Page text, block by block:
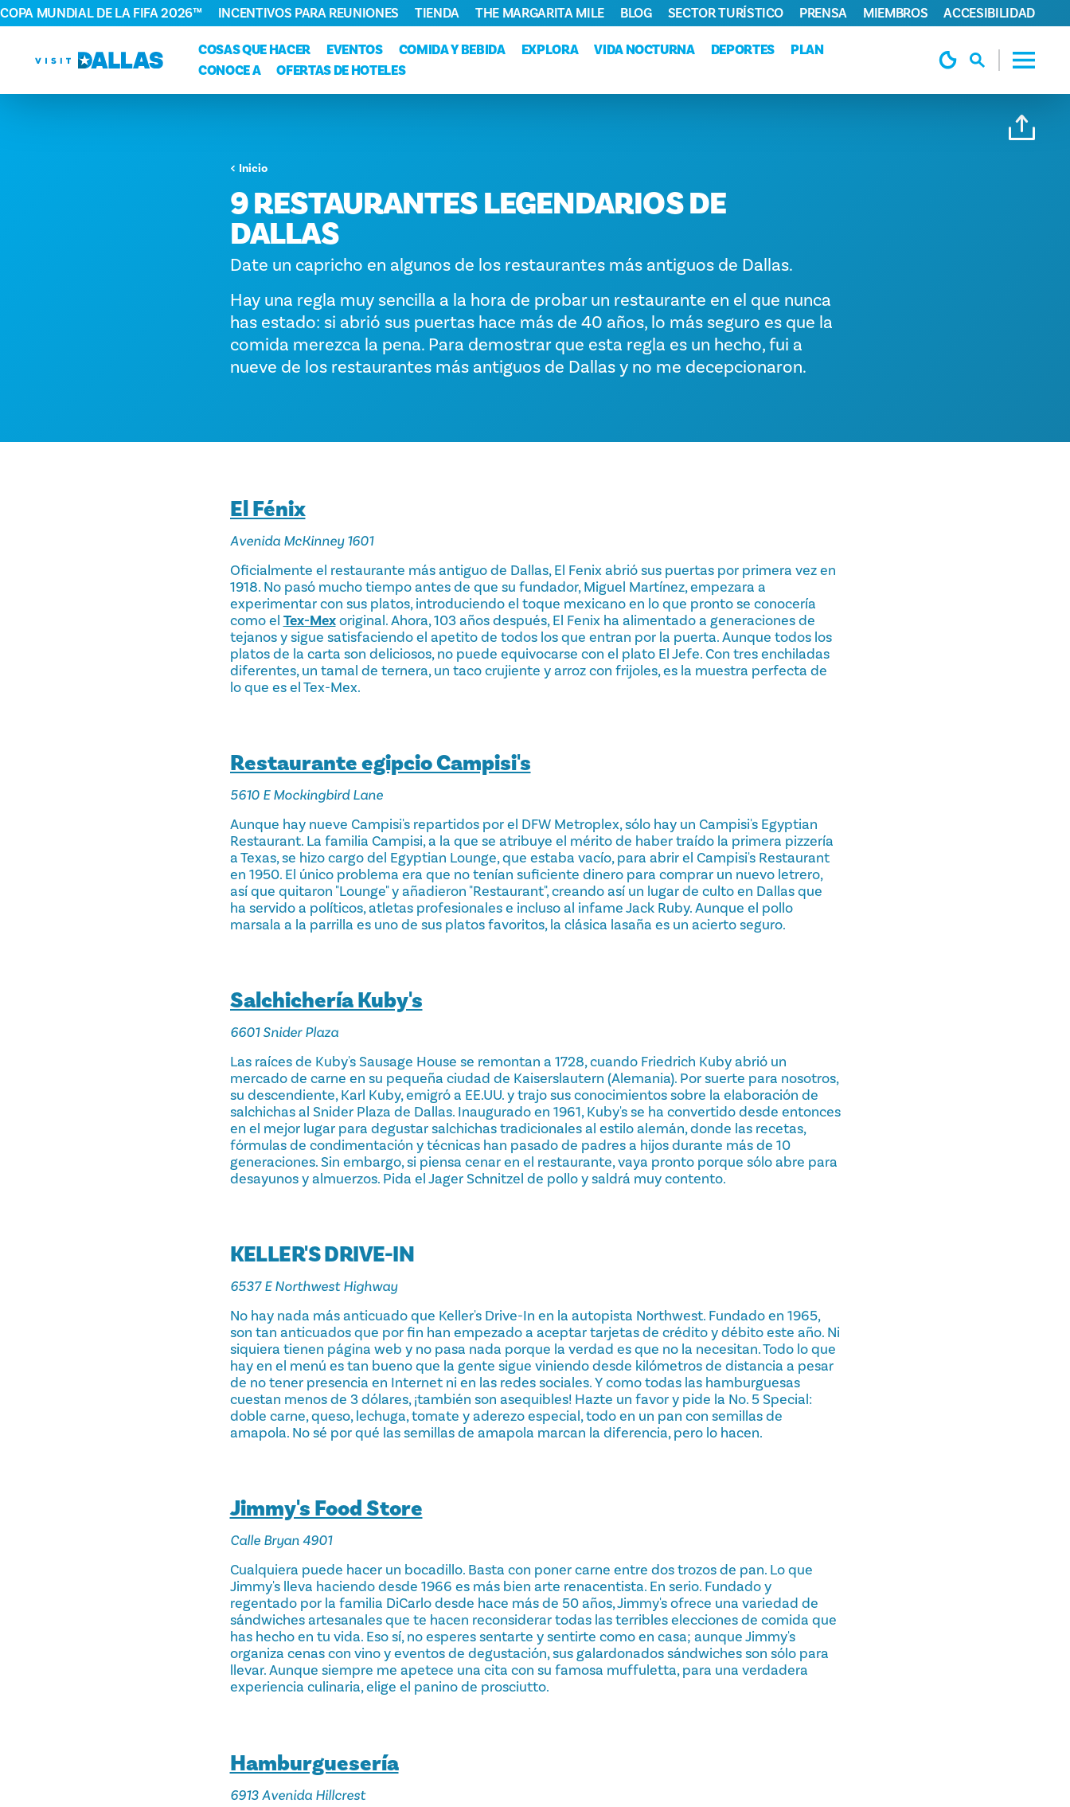
Ir al contenido
COSAS QUE HACER
EVENTOS COMIDA Y BEBIDA EXPLORA VIDA NOCTURNA DEPORTES
PLAN
CONOCE A
OFERTAS DE HOTELES
COPA MUNDIAL DE LA FIFA 2026™ INCENTIVOS PARA REUNIONES TIENDA THE MARGARITA MILE BLOG SECTOR TURÍSTICO PRENSA MIEMBROS ACCESIBILIDAD
Inicio
9 RESTAURANTES LEGENDARIOS DE
DALLAS
Date un capricho en algunos de los restaurantes más antiguos de Dallas.
Hay una regla muy sencilla a la hora de probar un restaurante en el que nunca
has estado: si abrió sus puertas hace más de 40 años, lo más seguro es que la
comida merezca la pena. Para demostrar que esta regla es un hecho, fui a
nueve de los restaurantes más antiguos de Dallas y no me decepcionaron.
El Fénix
Avenida McKinney 1601
Oficialmente el restaurante más antiguo de Dallas, El Fenix abrió sus puertas por primera vez en
1918. No pasó mucho tiempo antes de que su fundador, Miguel Martínez, empezara a
experimentar con sus platos, introduciendo el toque mexicano en lo que pronto se conocería
como el Tex-Mexoriginal. Ahora, 103 años después, El Fenix ha alimentado a generaciones de
tejanos y sigue satisfaciendo el apetito de todos los que entran por la puerta. Aunque todos los
platos de la carta son deliciosos, no puede equivocarse con el plato El Jefe. Con tres enchiladas
diferentes, un tamal de ternera, un taco crujiente y arroz con frijoles, es la muestra perfecta de
lo que es el Tex-Mex.
Restaurante egipcio Campisi's
5610 E Mockingbird Lane
Aunque hay nueve Campisi's repartidos por el DFW Metroplex, sólo hay un Campisi's Egyptian
Restaurant. La familia Campisi, a la que se atribuye el mérito de haber traído la primera pizzería
a Texas, se hizo cargo del Egyptian Lounge, que estaba vacío, para abrir el Campisi's Restaurant
en 1950. El único problema era que no tenían suficiente dinero para comprar un nuevo letrero,
así que quitaron "Lounge" y añadieron "Restaurant", creando así un lugar de culto en Dallas que
ha servido a políticos, atletas profesionales e incluso al infame Jack Ruby. Aunque el pollo
marsala a la parrilla es uno de sus platos favoritos, la clásica lasaña es un acierto seguro.
Salchichería Kuby's
6601 Snider Plaza
Las raíces de Kuby's Sausage House se remontan a 1728, cuando Friedrich Kuby abrió un
mercado de carne en su pequeña ciudad de Kaiserslautern (Alemania). Por suerte para nosotros,
su descendiente, Karl Kuby, emigró a EE.UU. y trajo sus conocimientos sobre la elaboración de
salchichas al Snider Plaza de Dallas. Inaugurado en 1961, Kuby's se ha convertido desde entonces
en el mejor lugar para degustar salchichas tradicionales al estilo alemán, donde las recetas,
fórmulas de condimentación y técnicas han pasado de padres a hijos durante más de 10
generaciones. Sin embargo, si piensa cenar en el restaurante, vaya pronto porque sólo abre para
desayunos y almuerzos. Pida el Jager Schnitzel de pollo y saldrá muy contento.
KELLER'S DRIVE-IN
6537 E Northwest Highway
No hay nada más anticuado que Keller's Drive-In en la autopista Northwest. Fundado en 1965,
son tan anticuados que por fin han empezado a aceptar tarjetas de crédito y débito este año. Ni
siquiera tienen página web y no pasa nada porque la verdad es que no la necesitan. Todo lo que
hay en el menú es tan bueno que la gente sigue viniendo desde kilómetros de distancia a pesar
de no tener presencia en Internet ni en las redes sociales. Y como todas las hamburguesas
cuestan menos de 3 dólares, ¡también son asequibles! Hazte un favor y pide la No. 5 Special:
doble carne, queso, lechuga, tomate y aderezo especial, todo en un pan con semillas de
amapola. No sé por qué las semillas de amapola marcan la diferencia, pero lo hacen.
Jimmy's Food Store
Calle Bryan 4901
Cualquiera puede hacer un bocadillo. Basta con poner carne entre dos trozos de pan. Lo que
Jimmy's lleva haciendo desde 1966 es más bien arte renacentista. En serio. Fundado y
regentado por la familia DiCarlo desde hace más de 50 años, Jimmy's ofrece una variedad de
sándwiches artesanales que te hacen reconsiderar todas las terribles elecciones de comida que
has hecho en tu vida. Eso sí, no esperes sentarte y sentirte como en casa; aunque Jimmy's
organiza cenas con vino y eventos de degustación, sus galardonados sándwiches son sólo para
llevar. Aunque siempre me apetece una cita con su famosa muffuletta, para una verdadera
experiencia culinaria, elige el panino de prosciutto.
Hamburguesería
6913 Avenida Hillcrest